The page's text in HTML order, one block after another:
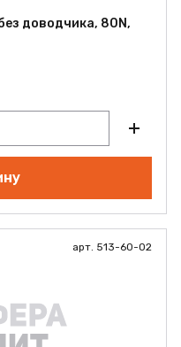
доводчика, 80N,
арт. 513-60-02